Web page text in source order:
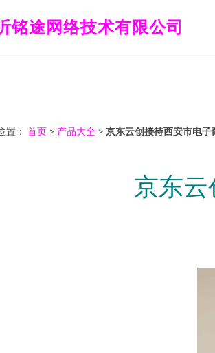
铭途网络技术有限公司
置： 首页 > 产品大全 > 京东云创接待西安市电
京东